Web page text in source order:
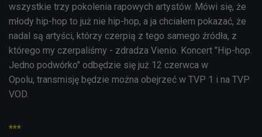
wszystkie trzy pokolenia rapowych artystów. Mówi się, że
młody hip-hop to już nie hip-hop, a ja chciałem pokazać, że
nadal są artyści, którzy czerpią z tego samego źródła, z
którego my czerpaliśmy - zdradza Vienio. Koncert "Hip-hop.
Jedno podwórko" odbędzie się już 12 czerwca w
Opolu, transmisję będzie można obejrzeć w TVP 1 i na TVP
VOD.
***